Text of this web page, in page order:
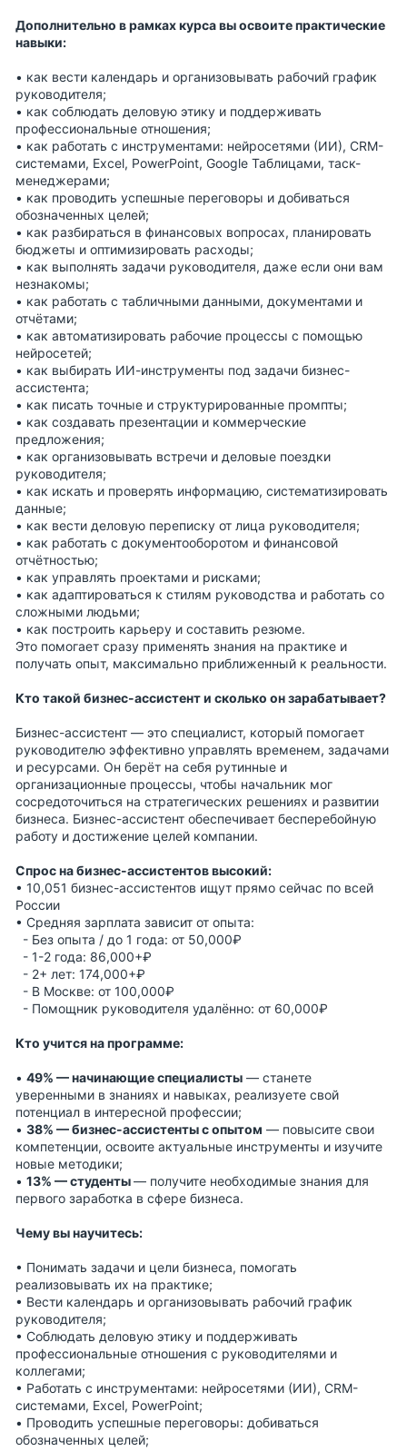
Дополнительно в рамках курса вы освоите практические
навыки:
• как вести календарь и организовывать рабочий график
руководителя;
• как соблюдать деловую этику и поддерживать
профессиональные отношения;
• как работать с инструментами: нейросетями (ИИ), CRM-
системами, Excel, PowerPoint, Google Таблицами, таск-
менеджерами;
• как проводить успешные переговоры и добиваться
обозначенных целей;
• как разбираться в финансовых вопросах, планировать
бюджеты и оптимизировать расходы;
• как выполнять задачи руководителя, даже если они вам
незнакомы;
• как работать с табличными данными, документами и
отчётами;
• как автоматизировать рабочие процессы с помощью
нейросетей;
• как выбирать ИИ-инструменты под задачи бизнес-
ассистента;
• как писать точные и структурированные промпты;
• как создавать презентации и коммерческие
предложения;
• как организовывать встречи и деловые поездки
руководителя;
• как искать и проверять информацию, систематизировать
данные;
• как вести деловую переписку от лица руководителя;
• как работать с документооборотом и финансовой
отчётностью;
• как управлять проектами и рисками;
• как адаптироваться к стилям руководства и работать со
сложными людьми;
• как построить карьеру и составить резюме.
Это помогает сразу применять знания на практике и
получать опыт, максимально приближенный к реальности.
Кто такой бизнес-ассистент и сколько он зарабатывает?
Бизнес-ассистент — это специалист, который помогает
руководителю эффективно управлять временем, задачами
и ресурсами. Он берёт на себя рутинные и
организационные процессы, чтобы начальник мог
сосредоточиться на стратегических решениях и развитии
бизнеса. Бизнес-ассистент обеспечивает бесперебойную
работу и достижение целей компании.
Спрос на бизнес-ассистентов высокий:
• 10,051 бизнес-ассистентов ищут прямо сейчас по всей
России
• Средняя зарплата зависит от опыта:
- Без опыта / до 1 года: от 50,000₽
- 1-2 года: 86,000+₽
- 2+ лет: 174,000+₽
- В Москве: от 100,000₽
- Помощник руководителя удалённо: от 60,000₽
Кто учится на программе:
• 49% — начинающие специалисты — станете
уверенными в знаниях и навыках, реализуете свой
потенциал в интересной профессии;
• 38% — бизнес-ассистенты с опытом — повысите свои
компетенции, освоите актуальные инструменты и изучите
новые методики;
• 13% — студенты— получите необходимые знания для
первого заработка в сфере бизнеса.
Чему вы научитесь:
• Понимать задачи и цели бизнеса, помогать
реализовывать их на практике;
• Вести календарь и организовывать рабочий график
руководителя;
• Соблюдать деловую этику и поддерживать
профессиональные отношения с руководителями и
коллегами;
• Работать с инструментами: нейросетями (ИИ), CRM-
системами, Excel, PowerPoint;
• Проводить успешные переговоры: добиваться
обозначенных целей;